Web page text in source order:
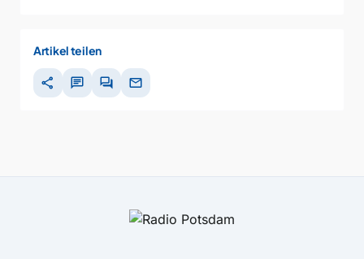
Artikel teilen
share chat forum mail